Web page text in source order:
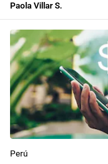
Paola Villar S.
Perú